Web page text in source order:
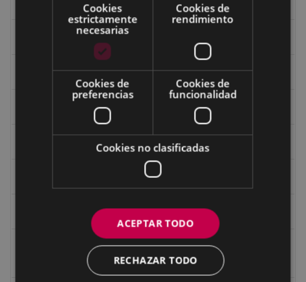
Fondo Bolumburu
Fondo Carlos Narbaiza
Ignacio Zuloaga (1870-2020)
Ignacio Zuloaga, cuadros del autor en las tiendas de
Cookies
estrictamente
necesarias
Cookies de
rendimiento
Cookies de
preferencias
Cookies de
funcionalidad
Cookies no clasificadas
ACEPTAR TODO
RECHAZAR TODO